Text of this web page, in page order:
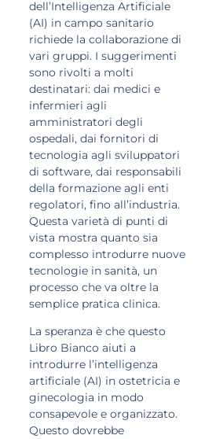
dell’Intelligenza Artificiale
(AI) in campo sanitario
richiede la collaborazione di
vari gruppi. I suggerimenti
sono rivolti a molti
destinatari: dai medici e
infermieri agli
amministratori degli
ospedali, dai fornitori di
tecnologia agli sviluppatori
di software, dai responsabili
della formazione agli enti
regolatori, fino all’industria.
Questa varietà di punti di
vista mostra quanto sia
complesso introdurre nuove
tecnologie in sanità, un
processo che va oltre la
semplice pratica clinica.
La speranza è che questo
Libro Bianco aiuti a
introdurre l’intelligenza
artificiale (AI) in ostetricia e
ginecologia in modo
consapevole e organizzato.
Questo dovrebbe